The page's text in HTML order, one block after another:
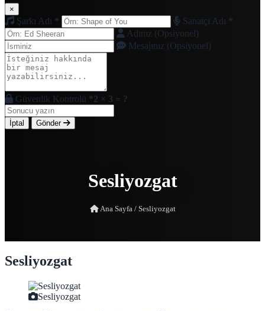
×
Şarkı Adı * Sanatçı Adı *
Adınız (Opsiyonel)
Mesajınız (Opsiyonel)
Güvenlik Kontrolü *2 × 3 = ?
İptal Gönder
Sesliyozgat
Ana Sayfa /Sesliyozgat
Sesliyozgat
Sesliyozgat